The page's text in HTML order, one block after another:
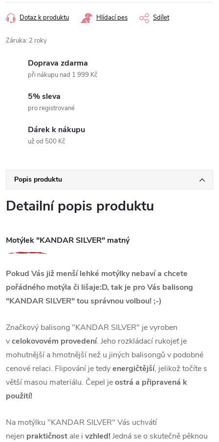
Dotaz k produktu Hlídací pes Sdílet
Záruka: 2 roky
Doprava zdarma
při nákupu nad 1 999 Kč
5% sleva
pro registrované
Dárek k nákupu
už od 500 Kč
Popis produktu
Detailní popis produktu
Motýlek "KANDAR SILVER" matný
Pokud Vás již menší lehké motýlky nebaví a chcete
pořádného motýla či lišaje:D, tak je pro Vás balisong
"KANDAR SILVER" tou správnou volbou! ;-)
Značkový balisong "KANDAR SILVER" je vyroben
vcelokovovém provedení. Jeho rozkládací rukojeť je
mohutnější a hmotnější než u jiných balisongů v podobné
cenové relaci. Flipování je tedyenergičtější, jelikož točíte s
větší masou materiálu. Čepel jeostrá a připravená k
použití!
Na motýlku "KANDAR SILVER" Vás uchvátí
nejen praktičnost ale i vzhled!Jedná se o skutečně pěknou